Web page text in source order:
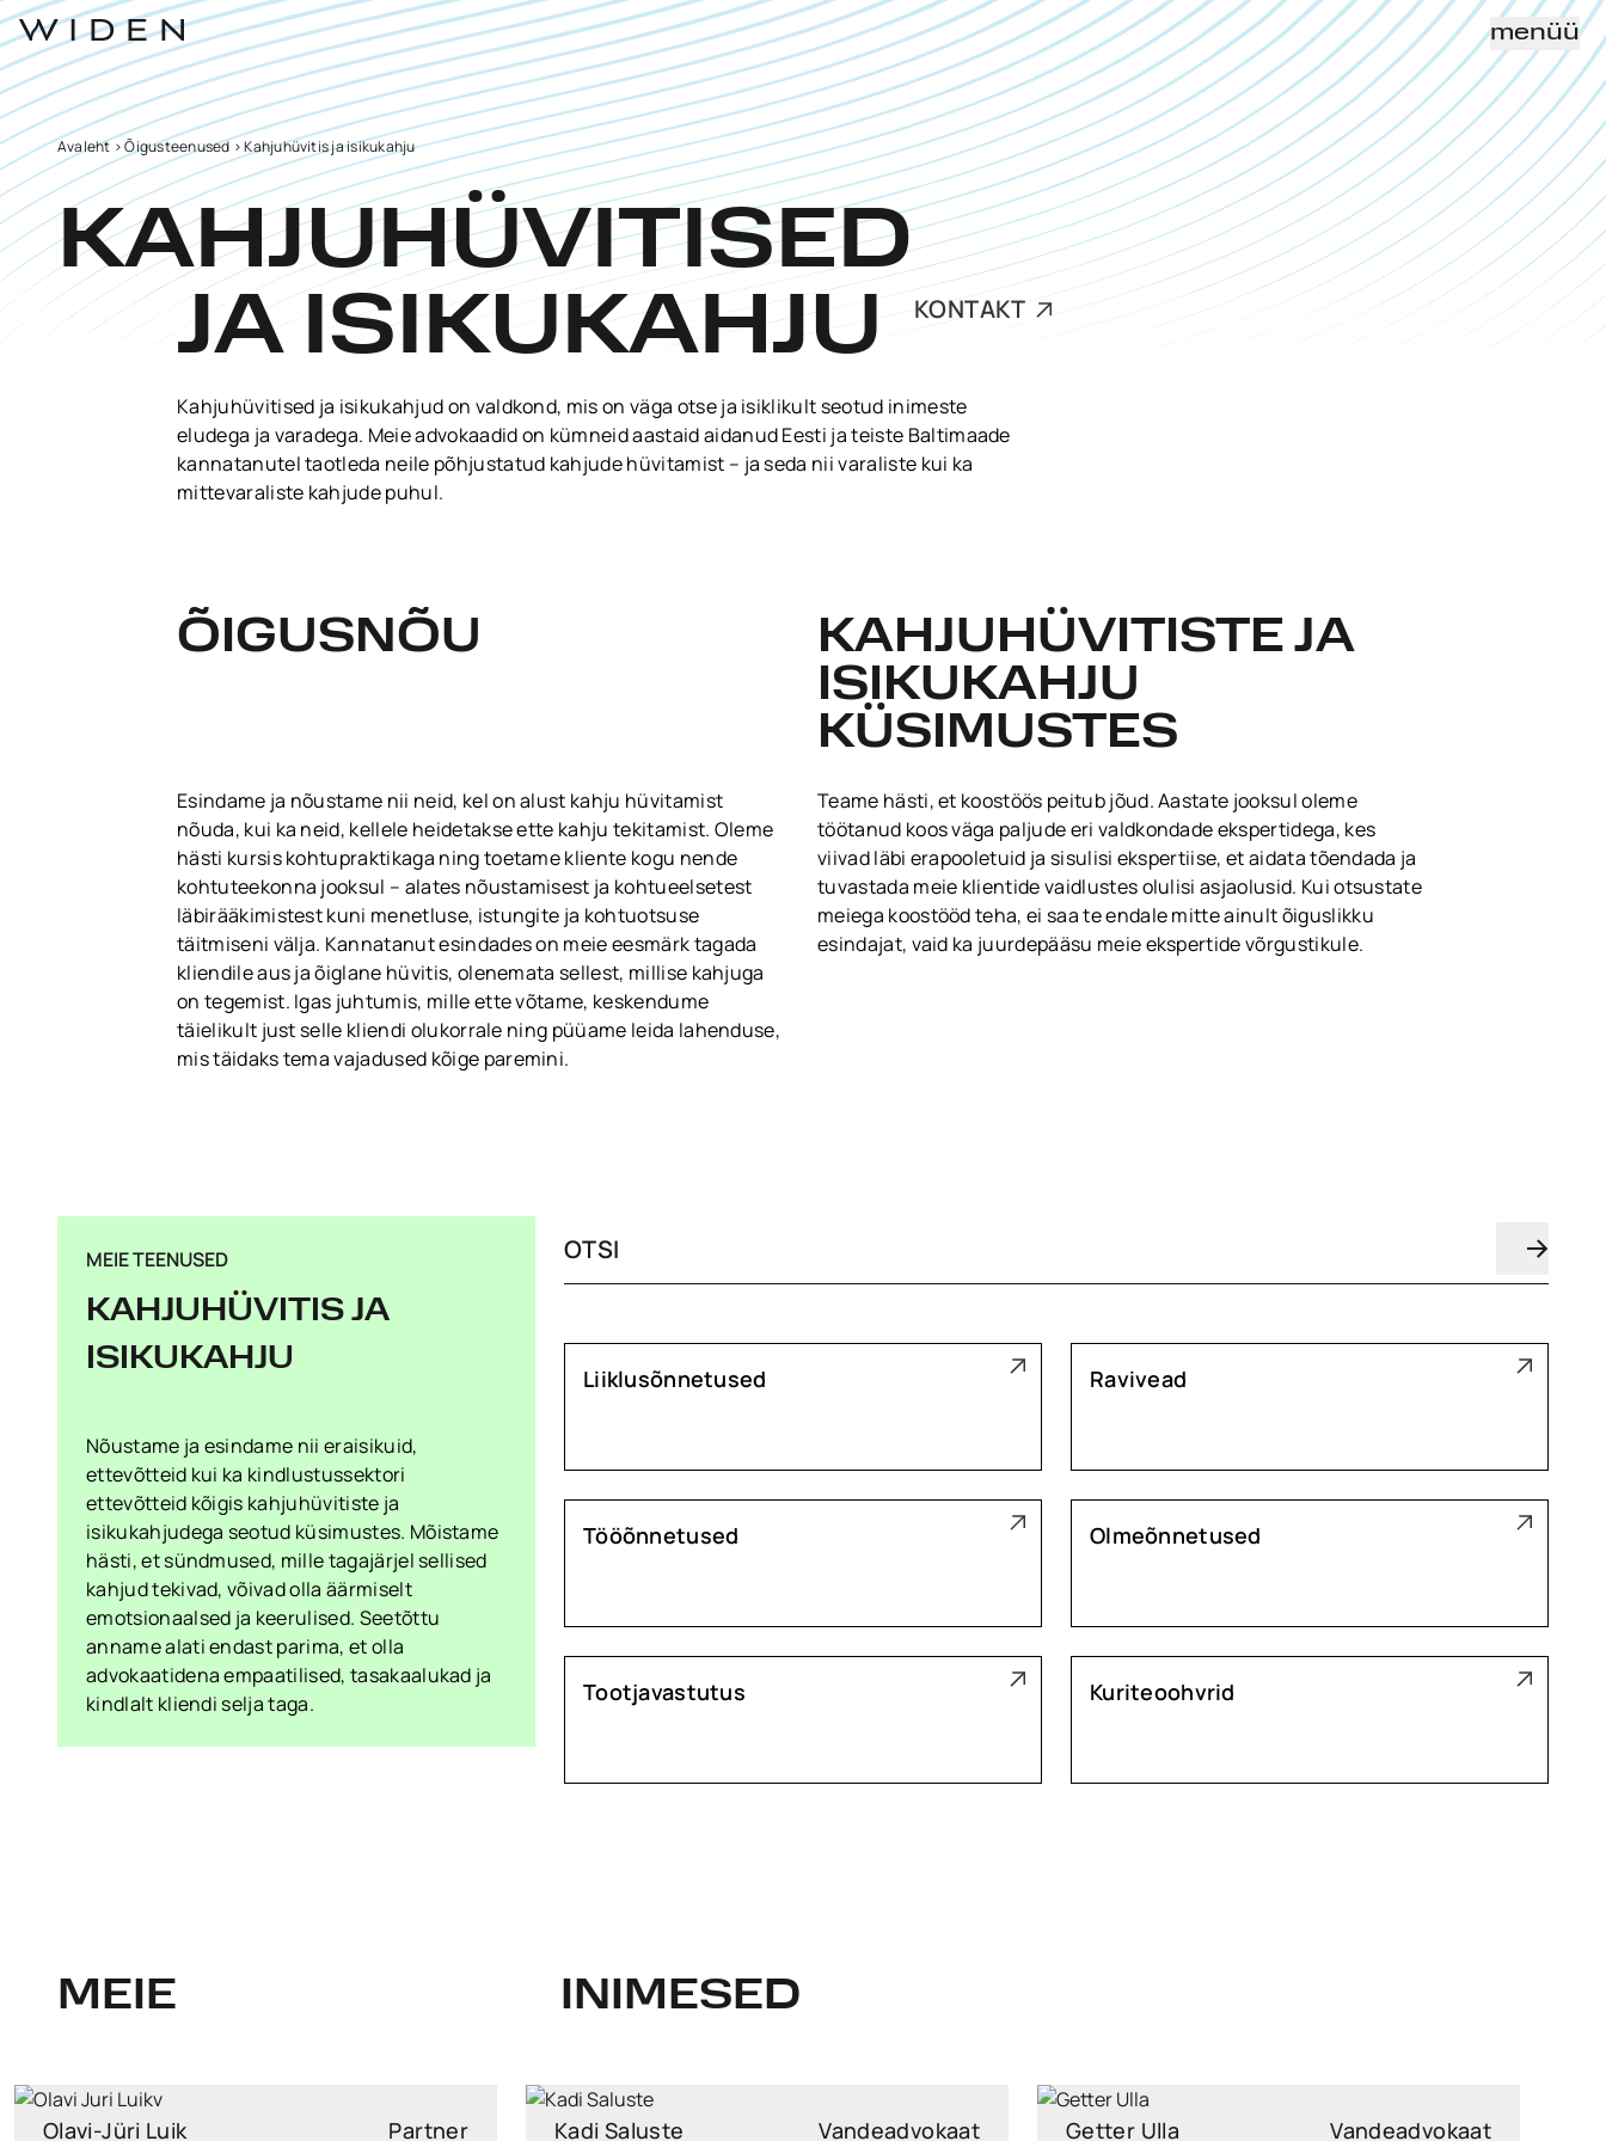
menüü
Avaleht> Õigusteenused>Kahjuhüvitis ja isikukahju
KAHJUHÜVITISED
JA ISIKUKAHJU KONTAKT
Kahjuhüvitised ja isikukahjud on valdkond, mis on väga otse ja isiklikult seotud inimeste
eludega ja varadega. Meie advokaadid on kümneid aastaid aidanud Eesti ja teiste Baltimaade
kannatanutel taotleda neile põhjustatud kahjude hüvitamist – ja seda nii varaliste kui ka
mittevaraliste kahjude puhul.
ÕIGUSNÕU
KAHJUHÜVITISTE JA
ISIKUKAHJU
KÜSIMUSTES
Esindame ja nõustame nii neid, kel on alust kahju hüvitamist
nõuda, kui ka neid, kellele heidetakse ette kahju tekitamist. Oleme
hästi kursis kohtupraktikaga ning toetame kliente kogu nende
kohtuteekonna jooksul – alates nõustamisest ja kohtueelsetest
läbirääkimistest kuni menetluse, istungite ja kohtuotsuse
täitmiseni välja. Kannatanut esindades on meie eesmärk tagada
kliendile aus ja õiglane hüvitis, olenemata sellest, millise kahjuga
on tegemist. Igas juhtumis, mille ette võtame, keskendume
täielikult just selle kliendi olukorrale ning püüame leida lahenduse,
mis täidaks tema vajadused kõige paremini.
Teame hästi, et koostöös peitub jõud. Aastate jooksul oleme
töötanud koos väga paljude eri valdkondade ekspertidega, kes
viivad läbi erapooletuid ja sisulisi ekspertiise, et aidata tõendada ja
tuvastada meie klientide vaidlustes olulisi asjaolusid. Kui otsustate
meiega koostööd teha, ei saa te endale mitte ainult õiguslikku
esindajat, vaid ka juurdepääsu meie ekspertide võrgustikule.
MEIE TEENUSED
KAHJUHÜVITIS JA
ISIKUKAHJU
Nõustame ja esindame nii eraisikuid,
ettevõtteid kui ka kindlustussektori
ettevõtteid kõigis kahjuhüvitiste ja
isikukahjudega seotud küsimustes. Mõistame
hästi, et sündmused, mille tagajärjel sellised
kahjud tekivad, võivad olla äärmiselt
emotsionaalsed ja keerulised. Seetõttu
anname alati endast parima, et olla
advokaatidena empaatilised, tasakaalukad ja
kindlalt kliendi selja taga.
Liiklusõnnetused Ravivead
Tööõnnetused Olmeõnnetused
Tootjavastutus Kuriteoohvrid
MEIE INIMESED
Olavi-Jüri Luik Partner Kadi Saluste Vandeadvokaat Getter Ulla Vandeadvokaat